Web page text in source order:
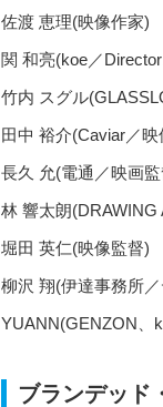
佐渡 恵理(映像作家)
関 和亮(koe／
竹内 スグル
田中 裕介(Caviar／
長久 允(電通／映画
林 響太朗
堀田 英仁(映像監督)
柳沢 翔(伊達事務所
YUANN(GENZON、
ブランデッド